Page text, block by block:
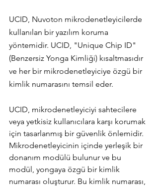
UCID, Nuvoton mikrodenetleyicilerde
kullanılan bir yazılım koruma
yöntemidir. UCID, "Unique Chip ID"
(Benzersiz Yonga Kimliği) kısaltmasıdır
ve her bir mikrodenetleyiciye özgü bir
kimlik numarasını temsil eder.
UCID, mikrodenetleyiciyi sahtecilere
veya yetkisiz kullanıcılara karşı korumak
için tasarlanmış bir güvenlik önlemidir.
Mikrodenetleyicinin içinde yerleşik bir
donanım modülü bulunur ve bu
modül, yongaya özgü bir kimlik
numarası oluşturur. Bu kimlik numarası,